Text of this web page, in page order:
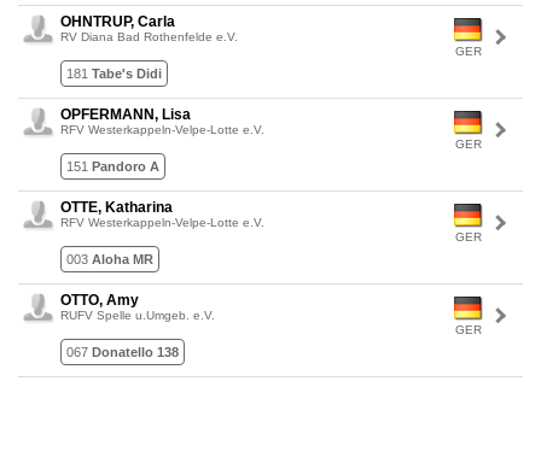
GER
OHNTRUP, Carla
RV Diana Bad Rothenfelde e.V.
181 Tabe's Didi
GER
OPFERMANN, Lisa
RFV Westerkappeln-Velpe-Lotte e.V.
151 Pandoro A
GER
OTTE, Katharina
RFV Westerkappeln-Velpe-Lotte e.V.
003 Aloha MR
GER
OTTO, Amy
RUFV Spelle u.Umgeb. e.V.
067 Donatello 138